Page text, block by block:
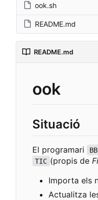
ook.sh
README.md
README.md
ook
Situació
El programari
TIC (propis de
Importa els
Actualitza